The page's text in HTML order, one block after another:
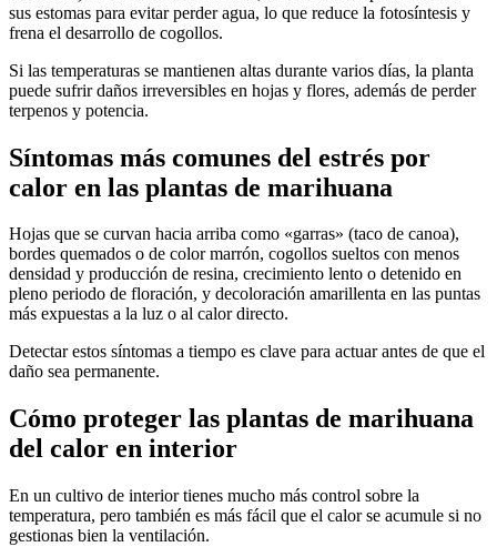
sus estomas para evitar perder agua, lo que reduce la fotosíntesis y
frena el desarrollo de cogollos.
Si las temperaturas se mantienen altas durante varios días, la planta
puede sufrir daños irreversibles en hojas y flores, además de perder
terpenos y potencia.
Síntomas más comunes del estrés por
calor en las plantas de marihuana
Hojas que se curvan hacia arriba como «garras» (taco de canoa),
bordes quemados o de color marrón, cogollos sueltos con menos
densidad y producción de resina, crecimiento lento o detenido en
pleno periodo de floración, y decoloración amarillenta en las puntas
más expuestas a la luz o al calor directo.
Detectar estos síntomas a tiempo es clave para actuar antes de que el
daño sea permanente.
Cómo proteger las plantas de marihuana
del calor en interior
En un cultivo de interior tienes mucho más control sobre la
temperatura, pero también es más fácil que el calor se acumule si no
gestionas bien la ventilación.